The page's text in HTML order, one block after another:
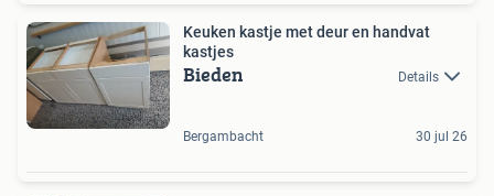
Keuken kastje met deur en handvat
kastjes
Bieden Details
Bergambacht 30 jul 26